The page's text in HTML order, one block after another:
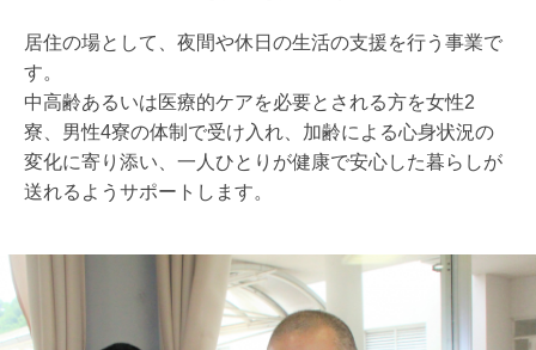
居住の場として、夜間や休日の生活の支援を行う事業で
す。
中高齢あるいは医療的ケアを必要とされる方を女性2
寮、男性4寮の体制で受け入れ、加齢による心身状況の
変化に寄り添い、一人ひとりが健康で安心した暮らしが
送れるようサポートします。